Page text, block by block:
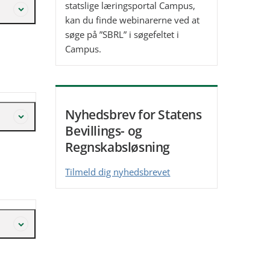
statslige læringsportal Campus,
kan du finde webinarerne ved at
søge på ”SBRL” i søgefeltet i
Campus.
Nyhedsbrev for Statens
Bevillings- og
Regnskabsløsning
Tilmeld dig nyhedsbrevet